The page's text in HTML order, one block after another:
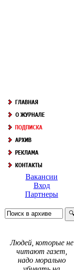
Вакансии
Вход
Партнеры
Людей, которые не
читают газет,
надо морально